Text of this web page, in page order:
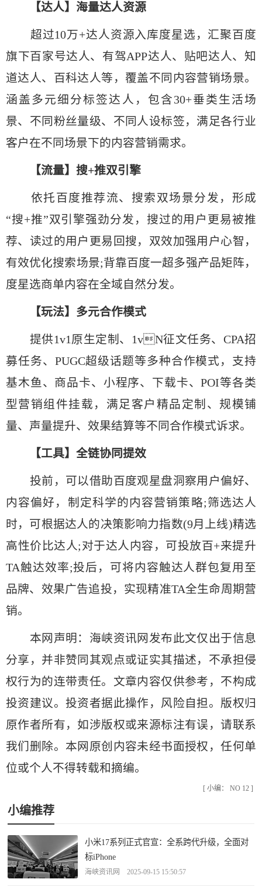
【达人】海量达人资源
超过10万+达人资源入库度星选，汇聚百度
旗下百家号达人、有驾APP达人、贴吧达人、知
道达人、百科达人等，覆盖不同内容营销场景。
涵盖多元细分标签达人，包含30+垂类生活场
景、不同粉丝量级、不同人设标签，满足各行业
客户在不同场景下的内容营销需求。
【流量】搜+推双引擎
依托百度推荐流、搜索双场景分发，形成
“搜+推”双引擎强劲分发，搜过的用户更易被推
荐、读过的用户更易回搜，双效加强用户心智，
有效优化搜索场景;背靠百度一超多强产品矩阵，
度星选商单内容在全域自然分发。
【玩法】多元合作模式
提供1v1原生定制、1vN征文任务、CPA招
募任务、PUGC超级话题等多种合作模式，支持
基木鱼、商品卡、小程序、下载卡、POI等各类
型营销组件挂载，满足客户精品定制、规模铺
量、声量提升、效果结算等不同合作模式诉求。
【工具】全链协同提效
投前，可以借助百度观星盘洞察用户偏好、
内容偏好，制定科学的内容营销策略;筛选达人
时，可根据达人的决策影响力指数(9月上线)精选
高性价比达人;对于达人内容，可投放百+来提升
TA触达效率;投后，可将内容触达人群包复用至
品牌、效果广告追投，实现精准TA全生命周期营
销。
本网声明：海峡资讯网发布此文仅出于信息
分享，并非赞同其观点或证实其描述，不承担侵
权行为的连带责任。文章内容仅供参考，不构成
投资建议。投资者据此操作，风险自担。版权归
原作者所有，如涉版权或来源标注有误，请联系
我们删除。本网原创内容未经书面授权，任何单
位或个人不得转载和摘编。
[ 小编： NO 12 ]
小编推荐
小米17系列正式官宣：全系跨代升级，全面对
标iPhone
海峡资讯网 2025-09-15 15:50:57